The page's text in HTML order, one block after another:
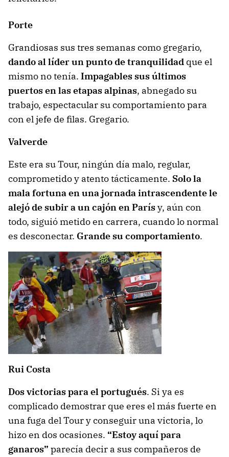
Porte
Grandiosas sus tres semanas como gregario,
dando al líder un punto de tranquilidad que el
mismo no tenía. Impagables sus últimos
puertos en las etapas alpinas, abnegado su
trabajo, espectacular su comportamiento para
con el jefe de filas. Gregario.
Valverde
Este era su Tour, ningún día malo, regular,
comprometido y atento tácticamente. Solo la
mala fortuna en una jornada intrascendente le
alejó de subir a un cajón en Parísy, aún con
todo, siguió metido en carrera, cuando lo normal
es desconectar. Grande su comportamiento.
Rui Costa
Dos victorias para el portugués. Si ya es
complicado demostrar que eres el más fuerte en
una fuga del Tour y conseguir una victoria, lo
hizo en dos ocasiones. “Estoy aquí para
ganaros” parecía decir a sus compañeros de